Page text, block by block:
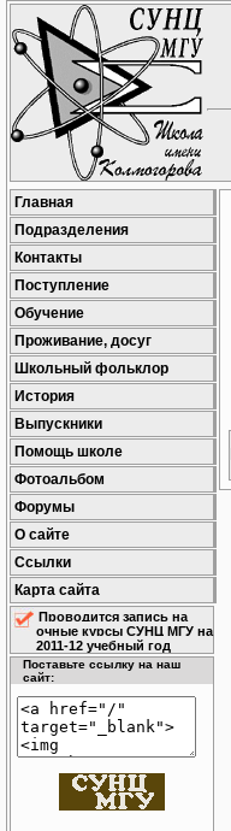
Главная
Подразделения
Контакты
Поступление
Обучение
Проживание, досуг
Школьный фольклор
История
Выпускники
Помощь школе
Фотоальбом
Форумы
О сайте
Ссылки
Карта сайта
Проводится запись на
очные курсы СУНЦ МГУ на
2011-12 учебный год
Поставьте ссылку на наш
сайт: